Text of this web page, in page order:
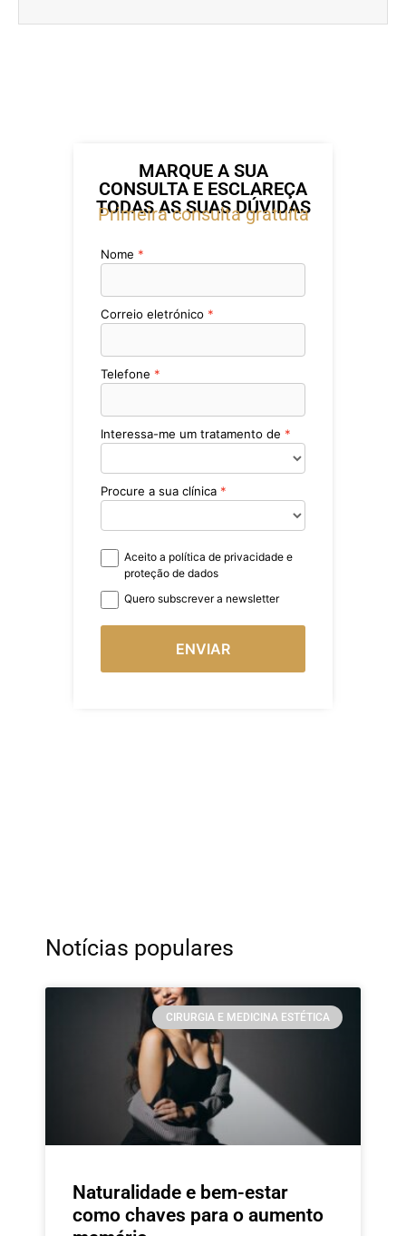
MARQUE A SUA
CONSULTA E ESCLAREÇA
TODAS AS SUAS DÚVIDAS
Primeira consulta gratuita
Nome
Correio eletrónico
Telefone
Interessa-me um tratamento de
Procure a sua clínica
Aceito a política de privacidade e
proteção de dados
Quero subscrever a newsletter
ENVIAR
Notícias populares
CIRURGIA E MEDICINA ESTÉTICA
Naturalidade e bem-estar
como chaves para o aumento